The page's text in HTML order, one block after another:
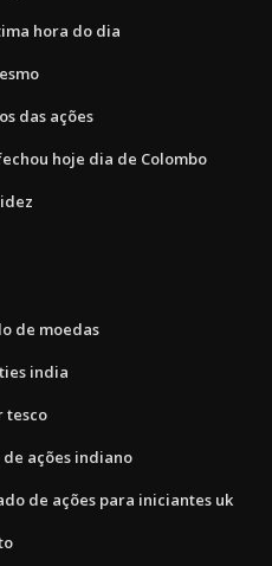
hora do dia
das ações
hoje dia de Colombo
de moedas
india
tesco
ações indiano
de ações para iniciantes uk